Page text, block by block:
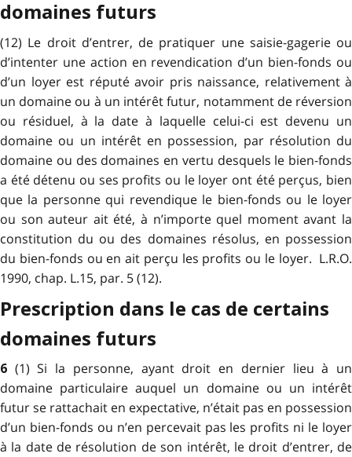
domaines futurs
(12) Le droit d’entrer, de pratiquer une saisie-gagerie ou
d’intenter une action en revendication d’un bien-fonds ou
d’un loyer est réputé avoir pris naissance, relativement à
un domaine ou à un intérêt futur, notamment de réversion
ou résiduel, à la date à laquelle celui-ci est devenu un
domaine ou un intérêt en possession, par résolution du
domaine ou des domaines en vertu desquels le bien-fonds
a été détenu ou ses profits ou le loyer ont été perçus, bien
que la personne qui revendique le bien-fonds ou le loyer
ou son auteur ait été, à n’importe quel moment avant la
constitution du ou des domaines résolus, en possession
du bien-fonds ou en ait perçu les profits ou le loyer. L.R.O.
1990, chap. L.15, par. 5 (12).
Prescription dans le cas de certains
domaines futurs
6 (1) Si la personne, ayant droit en dernier lieu à un
domaine particulaire auquel un domaine ou un intérêt
futur se rattachait en expectative, n’était pas en possession
d’un bien-fonds ou n’en percevait pas les profits ni le loyer
à la date de résolution de son intérêt, le droit d’entrer, de